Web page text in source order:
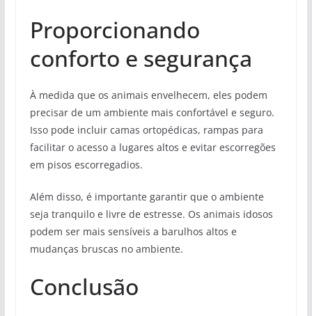
Proporcionando
conforto e segurança
À medida que os animais envelhecem, eles podem
precisar de um ambiente mais confortável e seguro.
Isso pode incluir camas ortopédicas, rampas para
facilitar o acesso a lugares altos e evitar escorregões
em pisos escorregadios.
Além disso, é importante garantir que o ambiente
seja tranquilo e livre de estresse. Os animais idosos
podem ser mais sensíveis a barulhos altos e
mudanças bruscas no ambiente.
Conclusão